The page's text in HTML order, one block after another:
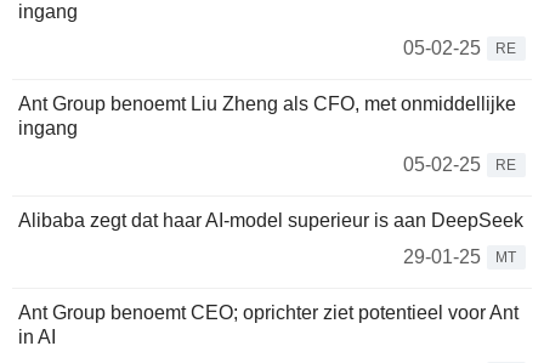
ingang
05-02-25
RE
Ant Group benoemt Liu Zheng als CFO, met onmiddellijke
ingang
05-02-25
RE
Alibaba zegt dat haar AI-model superieur is aan DeepSeek
29-01-25
MT
Ant Group benoemt CEO; oprichter ziet potentieel voor Ant
in AI